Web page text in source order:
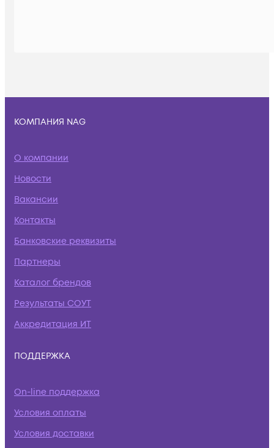
КОМПАНИЯ NAG
О компании
Новости
Вакансии
Контакты
Банковские реквизиты
Партнеры
Каталог брендов
Результаты СОУТ
Аккредитация ИТ
ПОДДЕРЖКА
On-line поддержка
Условия оплаты
Условия доставки